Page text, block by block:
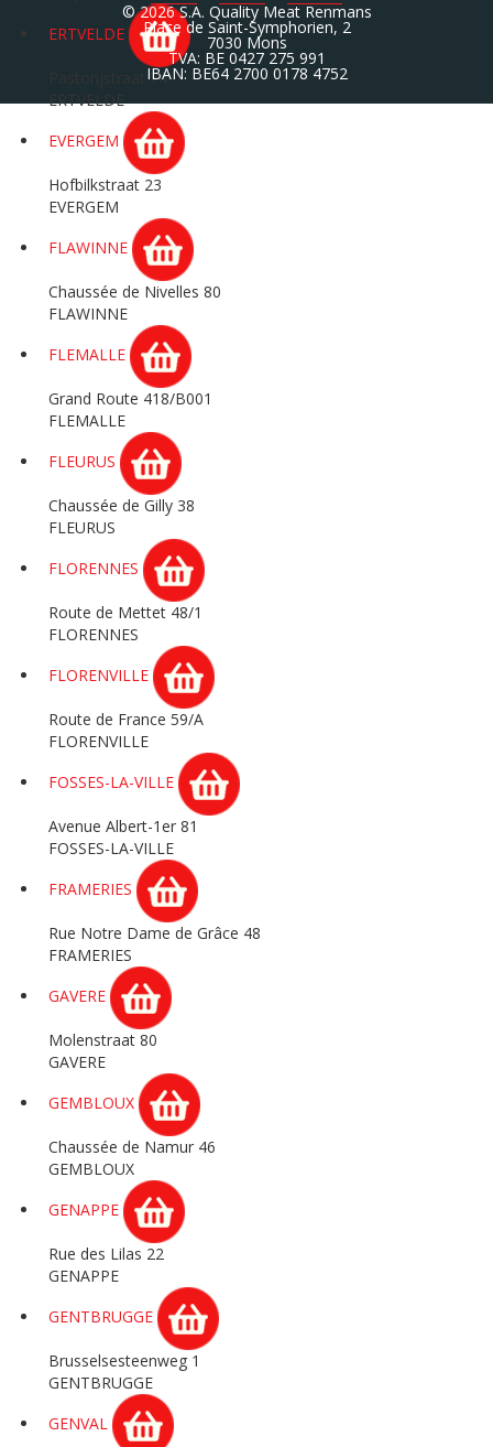
ERTVELDE
Pastorijstraat 74
ERTVELDE
EVERGEM
Hofbilkstraat 23
EVERGEM
FLAWINNE
Chaussée de Nivelles 80
FLAWINNE
FLEMALLE
Grand Route 418/B001
FLEMALLE
FLEURUS
Chaussée de Gilly 38
FLEURUS
FLORENNES
Route de Mettet 48/1
FLORENNES
FLORENVILLE
Route de France 59/A
FLORENVILLE
FOSSES-LA-VILLE
Avenue Albert-1er 81
FOSSES-LA-VILLE
FRAMERIES
Rue Notre Dame de Grâce 48
FRAMERIES
GAVERE
Molenstraat 80
GAVERE
GEMBLOUX
Chaussée de Namur 46
GEMBLOUX
GENAPPE
Rue des Lilas 22
GENAPPE
GENTBRUGGE
Brusselsesteenweg 1
GENTBRUGGE
GENVAL
© 2026 S.A. Quality Meat Renmans
Place de Saint-Symphorien, 2
7030 Mons
TVA: BE 0427 275 991
IBAN: BE64 2700 0178 4752